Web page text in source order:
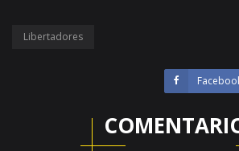
Libertadores